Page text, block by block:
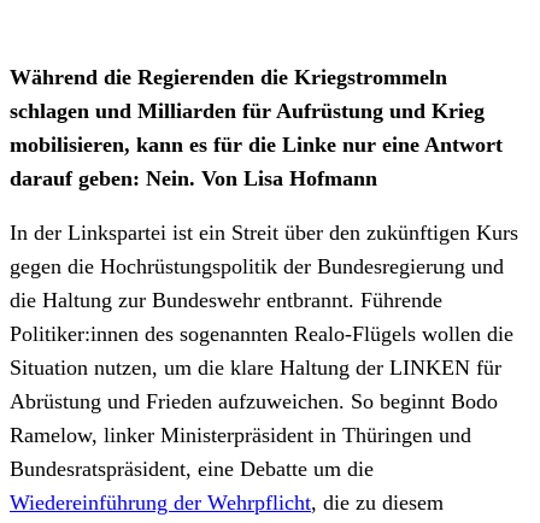
Während die Regierenden die Kriegstrommeln
schlagen und Milliarden für Aufrüstung und Krieg
mobilisieren, kann es für die Linke nur eine Antwort
darauf geben: Nein. Von Lisa Hofmann
In der Linkspartei ist ein Streit über den zukünftigen Kurs
gegen die Hochrüstungspolitik der Bundesregierung und
die Haltung zur Bundeswehr entbrannt. Führende
Politiker:innen des sogenannten Realo-Flügels wollen die
Situation nutzen, um die klare Haltung der LINKEN für
Abrüstung und Frieden aufzuweichen. So beginnt Bodo
Ramelow, linker Ministerpräsident in Thüringen und
Bundesratspräsident, eine Debatte um die
Wiedereinführung der Wehrpflicht, die zu diesem